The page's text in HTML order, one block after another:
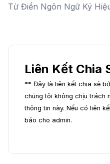
Từ Điển Ngôn Ngữ Ký
Liên Kết Chia
** Đây là liên kết chia sẻ
chúng tôi không chịu trách
thông tin này. Nếu có liên
báo cho admin.